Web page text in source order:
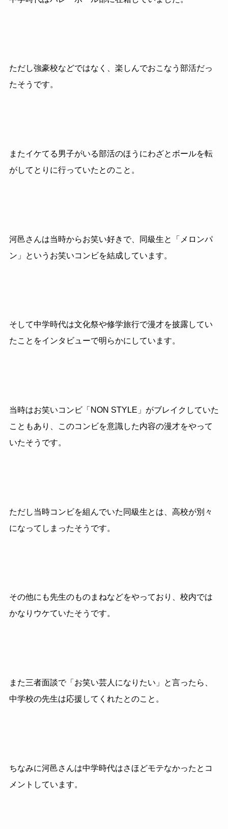
ただし強豪校などではなく、楽しんでおこなう部活だっ
たそうです。
またイケてる男子がいる部活のほうにわざとボールを転
がしてとりに行っていたとのこと。
河邑さんは当時からお笑い好きで、同級生と「メロンパ
ン」というお笑いコンビを結成しています。
そして中学時代は文化祭や修学旅行で漫才を披露してい
たことをインタビューで明らかにしています。
当時はお笑いコンビ「NON STYLE」がブレイクしていた
こともあり、このコンビを意識した内容の漫才をやって
いたそうです。
ただし当時コンビを組んでいた同級生とは、高校が別々
になってしまったそうです。
その他にも先生のものまねなどをやっており、校内では
かなりウケていたそうです。
また三者面談で「お笑い芸人になりたい」と言ったら、
中学校の先生は応援してくれたとのこと。
ちなみに河邑さんは中学時代はさほどモテなかったとコ
メントしています。